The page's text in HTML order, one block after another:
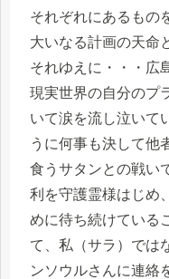
それぞれにあるもの
大いなる計画の天命
それゆえに・・・広
現実世界の自分のプ
いて涙を流し泣いて
うに何事も決して他
食うサタンとの戦い
利を守護霊様はじめ
めに待ち続けている
て、私（サラ）では
ンソウルさんに連絡